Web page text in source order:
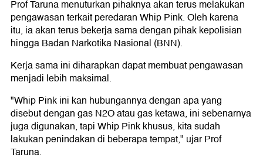
Prof Taruna menuturkan pihaknya akan terus melakukan
pengawasan terkait peredaran Whip Pink. Oleh karena
itu, ia akan terus bekerja sama dengan pihak kepolisian
hingga Badan Narkotika Nasional (BNN).
Kerja sama ini diharapkan dapat membuat pengawasan
menjadi lebih maksimal.
"Whip Pink ini kan hubungannya dengan apa yang
disebut dengan gas N2O atau gas ketawa, ini sebenarnya
juga digunakan, tapi Whip Pink khusus, kita sudah
lakukan penindakan di beberapa tempat," ujar Prof
Taruna.